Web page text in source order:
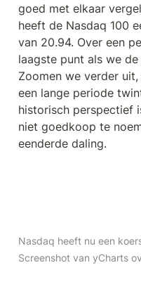
goed met elkaar
heeft de Nasdaq 100
van 20.94. Over een
laagste punt als we
Zoomen we verder
een lange periode
historisch perspectief
niet goedkoop te
eenderde daling.
Nasdaq heeft nu een
Screenshot van yCharts